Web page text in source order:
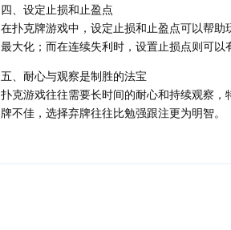
四、设定止损和止盈点
在扑克牌游戏中，设定止损和止盈点可以帮
最大化；而在连续失利时，设置止损点则可以
五、耐心与观察是制胜的法宝
扑克游戏往往需要长时间的耐心和持续观察
牌不佳，选择弃牌往往比勉强跟注更为明智。